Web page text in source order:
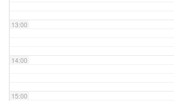
13:00
14:00
15:00